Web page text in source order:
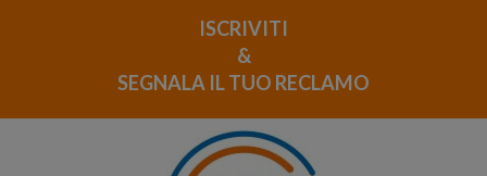
ISCRIVITI
&
SEGNALA IL TUO RECLAMO